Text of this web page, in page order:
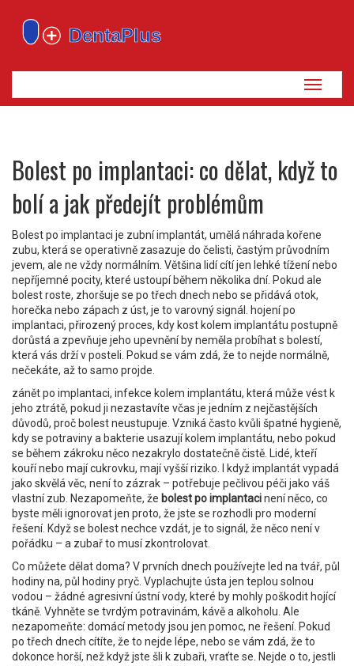
Zobrazit
navigaci
Bolest po implantaci: co dělat, když to
bolí a jak předejít problémům
Bolest po implantaci je zubní implantát, umělá náhrada kořene
zubu, která se operativně zasazuje do čelisti, častým průvodním
jevem, ale ne vždy normálním. Většina lidí cítí jen lehké tížení nebo
nepříjemné pocity, které ustoupí během několika dní. Pokud ale
bolest roste, zhoršuje se po třech dnech nebo se přidává otok,
horečka nebo zápach z úst, je to varovný signál.
hojení po
implantaci, přirozený proces, kdy kost kolem implantátu postupně
dorůstá a zpevňuje jeho upevněníby neměla probíhat s bolestí,
která vás drží v posteli. Pokud se vám zdá, že to nejde normálně,
nečekáte, až to samo projde.
zánět po implantaci, infekce kolem implantátu, která může vést k
jeho ztrátě, pokud ji nezastavíte včas je jedním z nejčastějších
důvodů, proč bolest neustupuje. Vzniká často kvůli špatné hygieně,
kdy se potraviny a bakterie usazují kolem implantátu, nebo pokud
se během zákroku něco nezakrylo dostatečně čistě. Lidé, kteří
kouří nebo mají cukrovku, mají vyšší riziko. I když implantát vypadá
jako skvělá věc, není to zázrak – potřebuje pečlivou péči jako váš
vlastní zub. Nezapomeňte, že bolest po implantacinení něco, co
byste měli ignorovat jen proto, že jste se rozhodli pro moderní
řešení. Když se bolest nechce vzdát, je to signál, že něco není v
pořádku – a zubař to musí zkontrolovat.
Co můžete dělat doma? V prvních dnech používejte led na tvář, půl
hodiny na, půl hodiny pryč. Vyplachujte ústa jen teplou solnou
vodou – žádné agresivní ústní vody, které by mohly poškodit hojící
tkáně. Vyhněte se tvrdým potravinám, kávě a alkoholu. Ale
nezapomeňte: domácí metody jsou jen pomoc, ne řešení. Pokud
po třech dnech cítíte, že to nejde lépe, nebo se vám zdá, že to
dokonce horší, než když jste šli k zubaři, vraťte se. Nejde o to, jestli